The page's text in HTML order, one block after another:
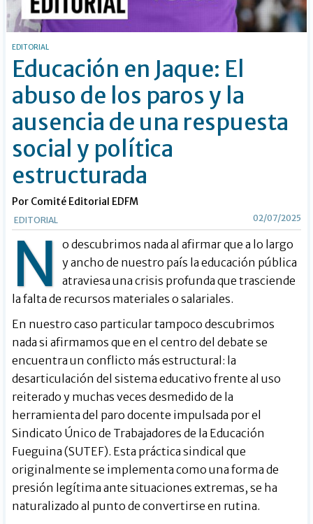
EDITORIAL
Educación en Jaque: El
abuso de los paros y la
ausencia de una respuesta
social y política
estructurada
Por Comité Editorial EDFM
EDITORIAL 02/07/2025
N
o descubrimos nada al afirmar que a lo largo
y ancho de nuestro país la educación pública
atraviesa una crisis profunda que trasciende
la falta de recursos materiales o salariales.
En nuestro caso particular tampoco descubrimos
nada si afirmamos que en el centro del debate se
encuentra un conflicto más estructural: la
desarticulación del sistema educativo frente al uso
reiterado y muchas veces desmedido de la
herramienta del paro docente impulsada por el
Sindicato Único de Trabajadores de la Educación
Fueguina (SUTEF). Esta práctica sindical que
originalmente se implementa como una forma de
presión legítima ante situaciones extremas, se ha
naturalizado al punto de convertirse en rutina.